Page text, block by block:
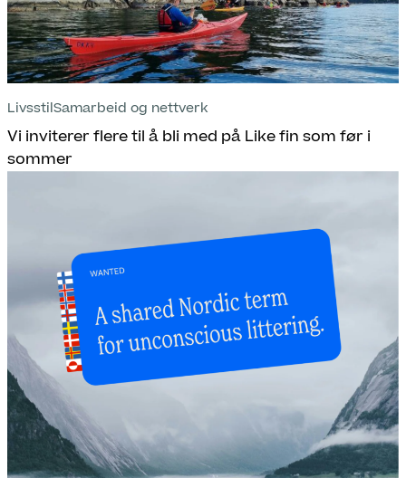
LivsstilSamarbeid og nettverk
Vi inviterer flere til å bli med på Like fin som før i
sommer